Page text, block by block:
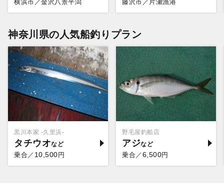
横浜市／金沢八景平潟 藤沢市／片瀬漁港
神奈川県の人気船釣りプラン
黒川本家 -久里浜-
タチウオ
乗合／ 10,500円
野毛屋釣船店
アジ
乗合／ 6,500円